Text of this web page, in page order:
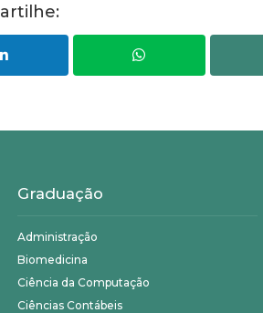
Graduação
Administração
Biomedicina
Ciência da Computação
Ciências Contábeis